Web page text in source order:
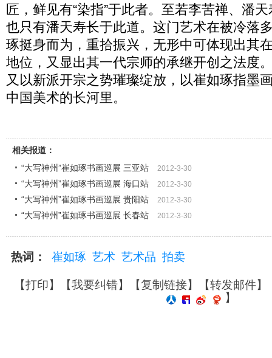
匠，鲜见有“染指”于此者。至若李苦禅、潘
也只有潘天寿长于此道。这门艺术在被冷落
琢挺身而为，重拾振兴，无形中可体现出其
地位，又显出其一代宗师的承继开创之法度
又以新派开宗之势璀璨绽放，以崔如琢指墨
中国美术的长河里。
相关报道：
“大写神州”崔如琢书画巡展 三亚站
2012-3-30
“大写神州”崔如琢书画巡展 海口站 2012-3-30
“大写神州”崔如琢书画巡展 贵阳站 2012-3-30
“大写神州”崔如琢书画巡展 长春站 2012-3-30
热词： 崔如琢 艺术 艺术品 拍卖
【打印】【我要纠错】【复制链接】【转发邮件】
】